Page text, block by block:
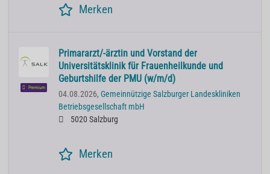
Merken
Premium
Primararzt/-ärztin und Vorstand der
Universitätsklinik für Frauenheilkunde und
Geburtshilfe der PMU (w/m/d)
04.08.2026, Gemeinnützige Salzburger Landeskliniken
Betriebsgesellschaft mbH
5020 Salzburg
Merken